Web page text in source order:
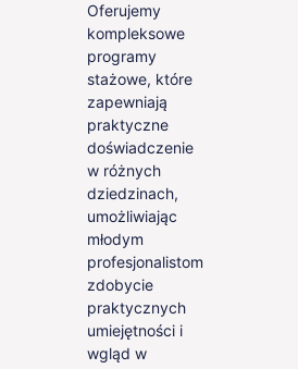
Oferujemy
kompleksowe
programy
stażowe, które
zapewniają
praktyczne
doświadczenie
w różnych
dziedzinach,
umożliwiając
młodym
profesjonalistom
zdobycie
praktycznych
umiejętności i
wgląd w